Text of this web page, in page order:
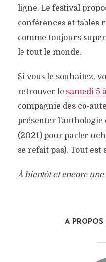
ligne. Le festival
conférences et tables
comme toujours
le tout le monde.
Si vous le souhaitez,
retrouver le samedi 5
compagnie des co-
présenter l’anthologie
(2021) pour parler
se refait pas). Tout est
À bientôt et encore
A PROPOS